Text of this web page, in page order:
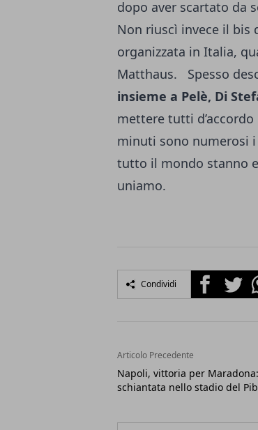
dopo aver scartato da
Non riuscì invece il
organizzata in Italia,
Matthaus. Spesso
insieme a Pelè, Di
mettere tutti
minuti sono numerosi
tutto il mondo stanno
uniamo.
Condividi FacebookTwitter
Articolo Precedente
Napoli, vittoria per
schiantata nello stadio del